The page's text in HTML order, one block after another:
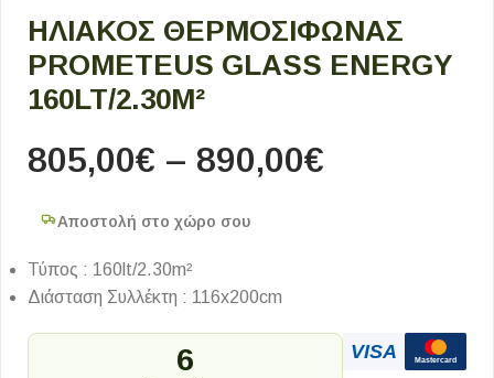
ΗΛΙΑΚΟΣ ΘΕΡΜΟΣΙΦΩΝΑΣ
PROMETEUS GLASS ENERGY
160LT/2.30M²
805,00€ – 890,00€
Αποστολή στο χώρο σου
Τύπος : 160lt/2.30m²
Διάσταση Συλλέκτη : 116x200cm
6 VISA Mastercard